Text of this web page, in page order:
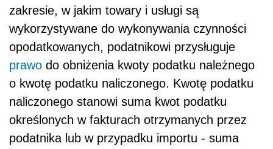
zakresie, w jakim towary i usługi są
wykorzystywane do wykonywania czynności
opodatkowanych, podatnikowi przysługuje
prawo do obniżenia kwoty podatku należnego
o kwotę podatku naliczonego. Kwotę podatku
naliczonego stanowi suma kwot podatku
określonych w fakturach otrzymanych przez
podatnika lub w przypadku importu - suma